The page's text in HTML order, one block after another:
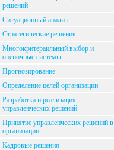
решений
Ситуационный анализ
Стратегические решения
Многокритераильный выбор и
оценочные системы
Прогнозирование
Определение целей организации
Разработка и реализация
управленческих решений
Принятие управленческих решений в
организации
Кадровые решения